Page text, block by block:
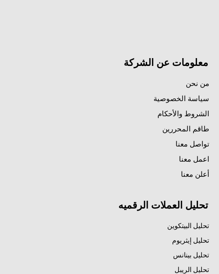
معلومات عن الشركة
من نحن
سياسة الخصوصية
الشروط والأحكام
طاقم المحررين
تواصل معنا
اعمل معنا
أعلن معنا
تحليل العملات الرقميه
تحليل البيتكوين
تحليل إيثريوم
تحليل بينانس
تحليل الريبل